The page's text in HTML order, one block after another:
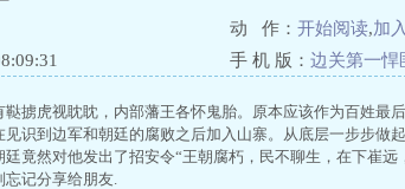
动 作： 开始阅读,加
手 机 版： 边关第一悍
鞑掳虎视眈眈，内部藩王各怀鬼胎。原本应该作为百姓最
识到边军和朝廷的腐败之后加入山寨。从底层一步步做
竟然对他发出了招安令“王朝腐朽，民不聊生，在下崔远
忘记分享给朋友.